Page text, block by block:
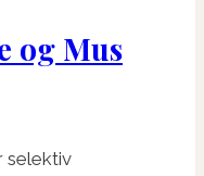
og Mus
selektiv